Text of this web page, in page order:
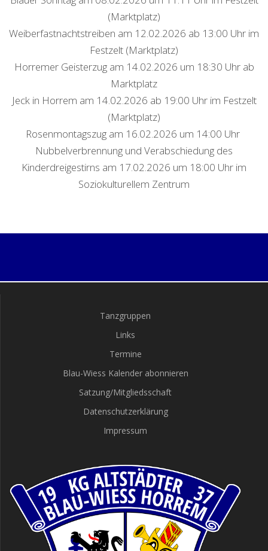
(Marktplatz)
Weiberfastnachtstreiben am 12.02.2026 ab 13:00 Uhr im
Festzelt (Marktplatz)
Horremer Geisterzug am 14.02.2026 um 18:30 Uhr ab
Marktplatz
Jeck in Horrem am 14.02.2026 ab 19:00 Uhr im Festzelt
(Marktplatz)
Rosenmontagszug am 16.02.2026 um 14:00 Uhr
Nubbelverbrennung und Verabschiedung des
Kinderdreigestirns am 17.02.2026 um 18:00 Uhr im
Soziokulturellem Zentrum
Tanzgruppen
Links
Termine
Blau-Wiess Kalender abonnieren
Satzung/Mitgliedsschaft
Datenschutzerklärung
Impressum